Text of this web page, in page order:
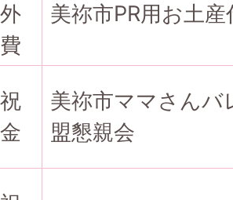
外
費
美祢市PR用お土産
祝
金
美祢市ママさんバ
盟懇親会